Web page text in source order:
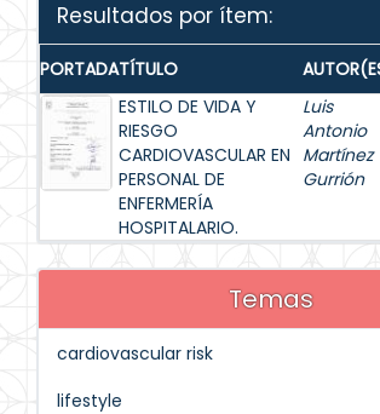
Resultados por ítem:
PORTADATÍTULO
ESTILO DE VIDA Y
RIESGO
CARDIOVASCULAR EN
PERSONAL DE
ENFERMERÍA
HOSPITALARIO.
Luis
Antonio
Martínez
Gurrión
Temas
cardiovascular risk
lifestyle